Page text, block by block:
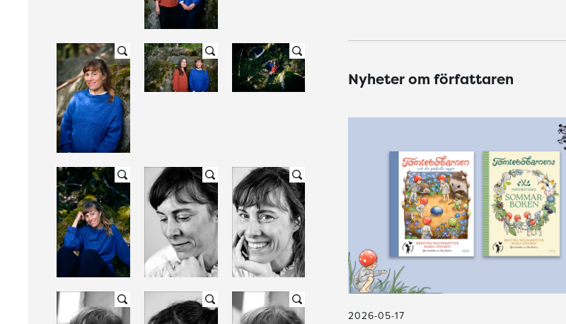
Nyheter om författaren
2026-05-17